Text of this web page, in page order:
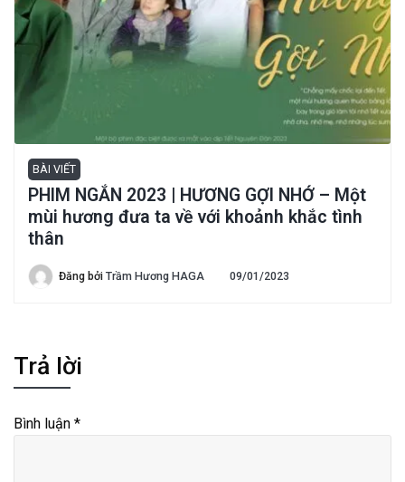
BÀI VIẾT
PHIM NGẮN 2023 | HƯƠNG GỢI NHỚ – Một
mùi hương đưa ta về với khoảnh khắc tình
thân
Đăng bởi Trầm Hương HAGA 09/01/2023
Trả lời
Bình luận *